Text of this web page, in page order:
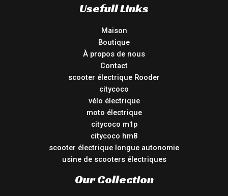
Usefull Links
Maison
Boutique
À propos de nous
Contact
scooter électrique Rooder
citycoco
vélo électrique
moto électrique
citycoco m1p
citycoco hm8
scooter électrique longue autonomie
usine de scooters électriques
Our Collection